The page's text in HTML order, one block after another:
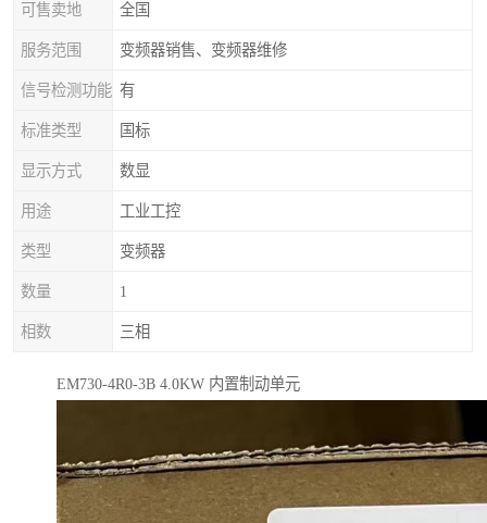
可售卖地 全国
服务范围 变频器销售、变频器维修
信号检测功能 有
标准类型 国标
显示方式 数显
用途 工业工控
类型 变频器
数量 1
相数 三相
EM730-4R0-3B 4.0KW 内置制动单元